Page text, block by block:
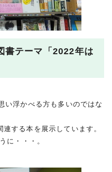
書テーマ「2022年は
い浮かべる方も多いのではな
する本を展示しています。
に・・・。